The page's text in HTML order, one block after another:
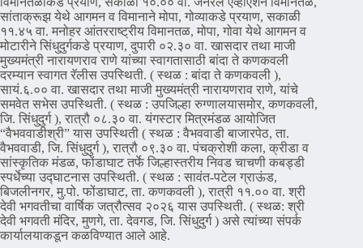
सांताक्रूझ येथे आगमन व विमानाने मोपा, गोव्याकडे प्रयाण, सकाळी
११.४५ वा. मनोहर आंतरराष्ट्रीय विमानतळ, मोपा, गोवा येथे आगमन व
मोटारीने सिंधुदुर्गकडे प्रयाण, दुपारी ०२.३० वा. खासदार तथा माजी
मुख्यमंत्री नारायणराव राणे यांच्या स्वागतासाठी बांदा ते कणकवली
दरम्यान स्वागत रॅलीस उपस्थिती. ( स्थळ : बांदा ते कणकवली ),
सायं.६.०० वा. खासदार तथा माजी मुख्यमंत्री नारायणराव राणे, यांचे
समवेत सभेस उपस्थिती. ( स्थळ : उपजिल्हा रुग्णालयासमोर, कणकवली,
जि. सिंधुदुर्ग ), रात्रौ ०८.३० वा. यंगस्टार मित्रमंडळ आयोजित
“वैभववाडीश्री” यास उपस्थिती ( स्थळ : वैभववाडी बाजारपेठ, ता.
वैभववाडी, जि. सिंधुदुर्ग ), रात्रौ ०९.३० वा. पंचक्रोशी कला, क्रीडा व
सांस्कृतिक मंडळ, फोंडाघाट तर्फे जिल्हास्तरीय निवड चाचणी कबड्डी
स्पर्धेच्या उ‌द्घाटनास उपस्थिती. ( स्थळ : सावंत-पटेल ग्राऊंड,
बिजलीनगर, मु.पो. फोंडाघाट, ता. कणकवली ), रात्री ११.०० वा. श्री
देवी भगवतीचा वार्षिक जत्रौत्सव २०२६ यास उपस्थिती. ( स्थळ: श्री
देवी भगवती मंदिर, मुणगे, ता. देवगड, जि. सिंधुदुर्ग ) असे त्यांच्या संपर्क
कार्यालयाकडून कळविण्यात आले आहे.